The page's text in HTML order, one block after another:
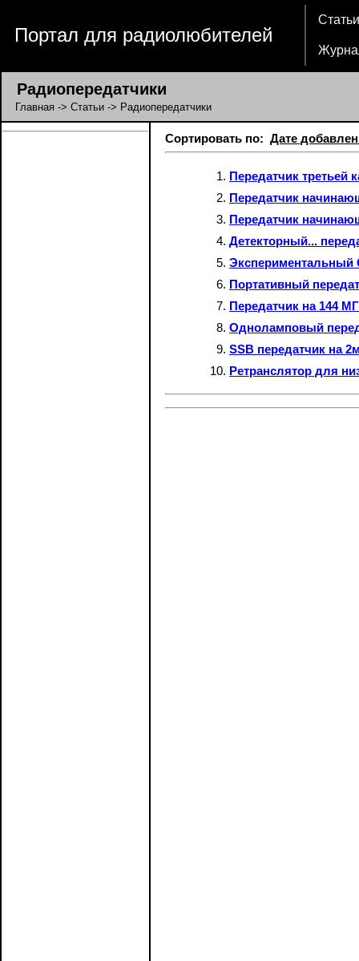
Портал для радиолюбителей
Статьи
Радиопередатчики
Главная -> Статьи -> Радиопередатчики
Сортировать по: Дате
Передатчик третьей
Передатчик
Передатчик
Детекторный...
Экспериментальный
Портативный
Передатчик на 144
Одноламповый
SSB передатчик на
Ретранслятор для